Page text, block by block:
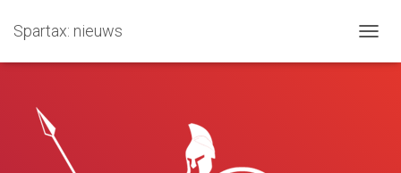
Spartax: nieuws